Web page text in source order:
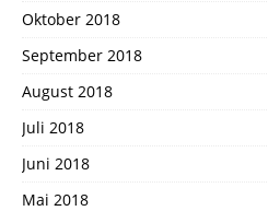
Oktober 2018
September 2018
August 2018
Juli 2018
Juni 2018
Mai 2018